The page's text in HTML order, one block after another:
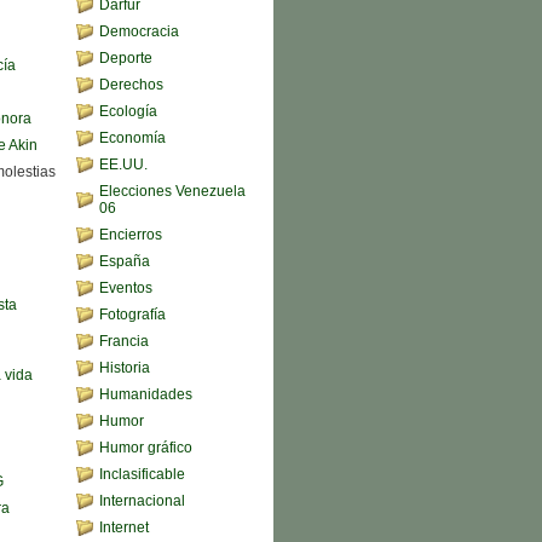
Akin
vida
Darfur
Democracia
Deporte
Derechos
Ecología
Economía
EE.UU.
Elecciones Venezuela
06
Encierros
España
Eventos
Fotografía
Francia
Historia
Humanidades
Humor
Humor gráfico
Inclasificable
Internacional
Internet